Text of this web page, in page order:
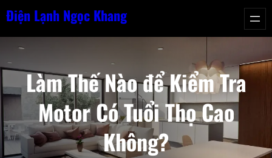
Chuyển
nội
Điện Lạnh Ngọc Khang
Làm Thế Nào để Kiểm Tra
Motor Có Tuổi Thọ Cao
Không?